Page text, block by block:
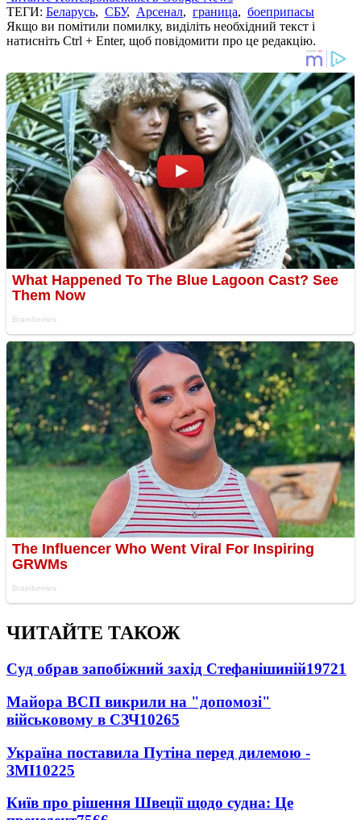
ТЕГИ: Беларусь, СБУ, Арсенал, граница, боеприпасы
Якщо ви помітили помилку, виділіть необхідний текст і
натисніть Ctrl + Enter, щоб повідомити про це редакцію.
ЧИТАЙТЕ ТАКОЖ
Суд обрав запобіжний захід Стефанішиній19721
Майора ВСП викрили на "допомозі"
військовому в СЗЧ10265
Україна поставила Путіна перед дилемою -
ЗМІ10225
Київ про рішення Швеції щодо судна: Це